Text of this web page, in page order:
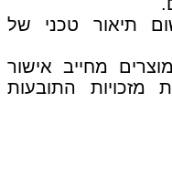
תיאור טכני של
מחייב אישור
מזכויות התובעות